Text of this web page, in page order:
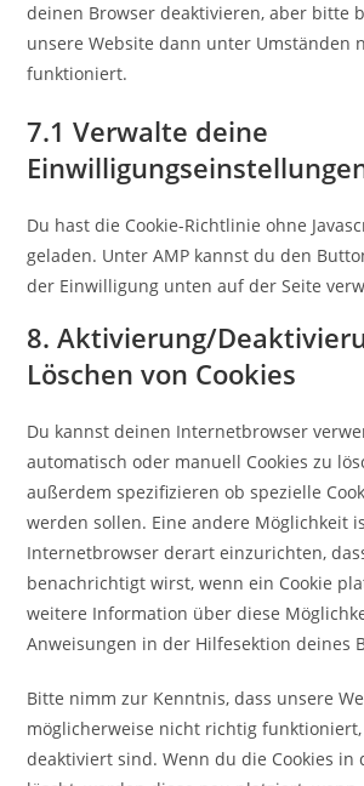
deinen Browser deaktivieren, aber bitte
unsere Website dann unter Umständen
funktioniert.
7.1 Verwalte deine
Du hast die Cookie-Richtlinie ohne
geladen. Unter AMP kannst du den
der Einwilligung unten auf der Seite
8. Aktivierung/
Löschen von Cookies
Du kannst deinen Internetbrowser
automatisch oder manuell Cookies zu
außerdem spezifizieren ob spezielle
werden sollen. Eine andere Möglichkeit
Internetbrowser derart einzurichten,
benachrichtigt wirst, wenn ein Cookie
weitere Information über diese
Anweisungen in der Hilfesektion deines
Bitte nimm zur Kenntnis, dass unsere
möglicherweise nicht richtig funktioniert,
deaktiviert sind. Wenn du die Cookies in